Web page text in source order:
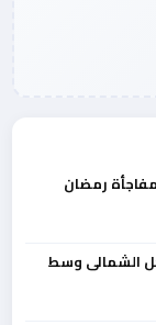
رمضان
الشمالى وسط